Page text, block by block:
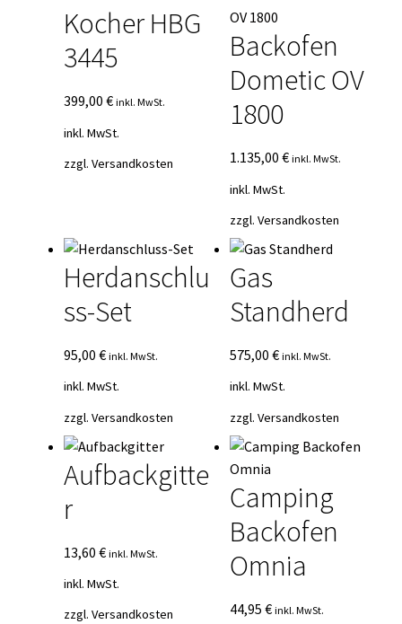
Kocher HBG
3445
399,00 € inkl. MwSt.
inkl. MwSt.
zzgl. Versandkosten
Backofen
Dometic OV
1800
1.135,00€ inkl. MwSt.
inkl. MwSt.
zzgl.Versandkosten
Herdanschlu
ss-Set
95,00 € inkl. MwSt.
inkl. MwSt.
zzgl. Versandkosten
Gas
Standherd
575,00€ inkl. MwSt.
inkl. MwSt.
zzgl.Versandkosten
Aufbackgitte
r
13,60 € inkl. MwSt.
inkl. MwSt.
zzgl. Versandkosten
Camping
Backofen
Omnia
44,95€ inkl. MwSt.